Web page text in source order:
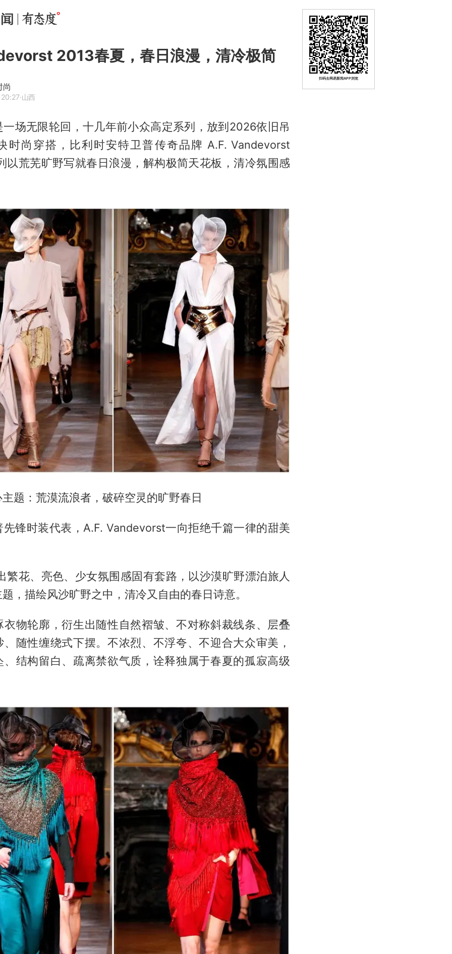
2013春夏，春日浪漫，清冷极简
尚
·山西
场无限轮回，十几年前小众高定系列，放到2026依旧吊
时尚穿搭，比利时安特卫普传奇品牌 A.F. Vandevorst
以荒芜旷野写就春日浪漫，解构极简天花板，清冷氛围感
题：荒漠流浪者，破碎空灵的旷野春日
先锋时装代表，A.F. Vandevorst一向拒绝千篇一律的甜美
繁花、亮色、少女氛围感固有套路，以沙漠旷野漂泊旅人
，描绘风沙旷野之中，清冷又自由的春日诗意。
衣物轮廓，衍生出随性自然褶皱、不对称斜裁线条、层叠
随性缠绕式下摆。不浓烈、不浮夸、不迎合大众审美，
、结构留白、疏离禁欲气质，诠释独属于春夏的孤寂高级
扫码去网易新闻APP浏览